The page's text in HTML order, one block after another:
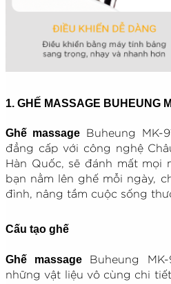
1. GHẾ MASSAGE BUHEUNG
Ghế massage Buheung MK-
đẳng cấp với công nghệ
Hàn Quốc, sẽ đánh mất mọi
bạn nằm lên ghế mỗi ngày,
đình, nâng tầm cuộc sống
Cấu tạo ghế
Ghế massageBuheung
những vật liệu vô cùng chi